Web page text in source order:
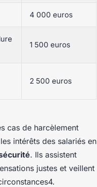
4 000 euros
1 500 euros
2 500 euros
cas de harcèlement
intérêts des salariés en
. Ils assistent
justes et veillent